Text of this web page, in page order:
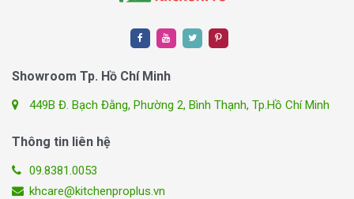
Showroom Tp. Hồ Chí Minh
449B Đ. Bạch Đằng, Phường 2, Bình Thạnh, Tp.Hồ Chí Minh
Thông tin liên hệ
09.8381.0053
khcare@kitchenproplus.vn